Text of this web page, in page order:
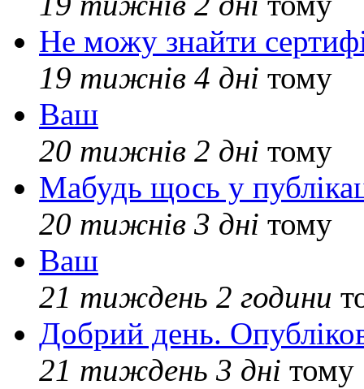
Не можу знайти
19 тижнів 4 дні тому
Ваш
20 тижнів 2 дні тому
Мабудь щось у
20 тижнів 3 дні тому
Ваш
21 тиждень 2 години
Добрий день.
21 тиждень 3 дні тому